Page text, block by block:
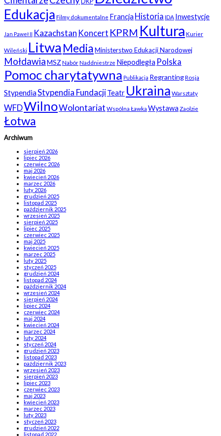
Edukacja Filmy dokumentalne Francja Historia IDA Inwestycje
Jan Paweł II Kazachstan Koncert KPRM Kultura Kurier
Wileński Litwa MediaMinisterstwo Edukacji Narodowej
MołdawiaMSZ NabórNaddniestrze Niepodległa Polska
Pomoc charytatywna Publikacja RegrantingRosja
StypendiaStypendia FundacjiTeatr Ukraina Warsztaty
WFDWilnoWolontariat Wspólna Ławka Wystawa Zaolzie
Łotwa
Archiwum
sierpień 2026
lipiec 2026
czerwiec 2026
maj 2026
kwiecień 2026
marzec 2026
luty 2026
grudzień 2025
listopad 2025
październik 2025
wrzesień 2025
sierpień 2025
lipiec 2025
czerwiec 2025
maj 2025
kwiecień 2025
marzec 2025
luty 2025
styczeń 2025
grudzień 2024
listopad 2024
październik 2024
wrzesień 2024
sierpień 2024
lipiec 2024
czerwiec 2024
maj 2024
kwiecień 2024
marzec 2024
luty 2024
styczeń 2024
grudzień 2023
listopad 2023
październik 2023
wrzesień 2023
sierpień 2023
lipiec 2023
czerwiec 2023
maj 2023
kwiecień 2023
marzec 2023
luty 2023
styczeń 2023
grudzień 2022
listopad 2022